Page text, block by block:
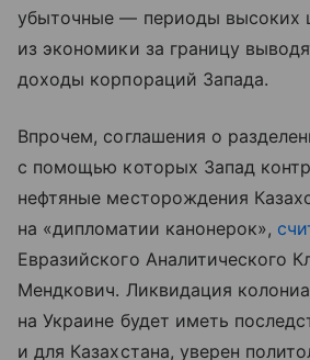
убыточные — периоды высоких
из экономики за границу
доходы корпораций Запада.
Впрочем, соглашения о
с помощью которых Запад
нефтяные месторождения
на «дипломатии канонерок»,
Евразийского Аналитического
Мендкович. Ликвидация
на Украине будет иметь
и для Казахстана, уверен